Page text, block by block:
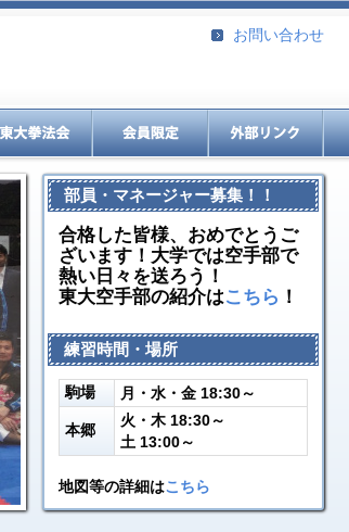
お問い合わせ
部員・マネージャー募集！！
合格した皆様、おめでとうご
ざいます！大学では空手部で
熱い日々を送ろう！
東大空手部の紹介はこちら ！
練習時間・場所
駒場 月・水・金 18:30～
本郷
火・木 18:30～
土 13:00～
地図等の詳細はこちら